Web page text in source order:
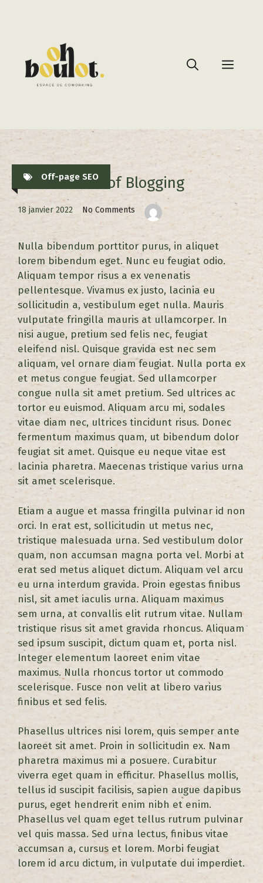
Off-page SEO
The Benefits of Blogging
18 janvier 2022 No Comments
Nulla bibendum porttitor purus, in aliquet
lorem bibendum eget. Nunc eu feugiat odio.
Aliquam tempor risus a ex venenatis
pellentesque. Vivamus ex justo, lacinia eu
sollicitudin a, vestibulum eget nulla. Mauris
vulputate fringilla mauris at ullamcorper. In
nisi augue, pretium sed felis nec, feugiat
eleifend nisl. Quisque gravida est nec sem
aliquam, vel ornare diam feugiat. Nulla porta ex
et metus congue feugiat. Sed ullamcorper
congue nulla sit amet pretium. Sed ultrices ac
tortor eu euismod. Aliquam arcu mi, sodales
vitae diam nec, ultrices tincidunt risus. Donec
fermentum maximus quam, ut bibendum dolor
feugiat sit amet. Quisque eu neque vitae est
lacinia pharetra. Maecenas tristique varius urna
sit amet scelerisque.
Etiam a augue et massa fringilla pulvinar id non
orci. In erat est, sollicitudin ut metus nec,
tristique malesuada urna. Sed vestibulum dolor
quam, non accumsan magna porta vel. Morbi at
erat sed metus aliquet dictum. Aliquam vel arcu
eu urna interdum gravida. Proin egestas finibus
nisl, sit amet iaculis urna. Aliquam maximus
sem urna, at convallis elit rutrum vitae. Nullam
tristique risus sit amet gravida rhoncus. Aliquam
sed ipsum suscipit, dictum quam et, porta nisl.
Integer elementum laoreet enim vitae
maximus. Nulla rhoncus tortor ut commodo
scelerisque. Fusce non velit at libero varius
finibus et sed felis.
Phasellus ultrices nisi lorem, quis semper ante
laoreet sit amet. Proin in sollicitudin ex. Nam
pharetra maximus mi a posuere. Curabitur
viverra eget quam in efficitur. Phasellus mollis,
tellus id suscipit facilisis, sapien augue dapibus
purus, eget hendrerit enim nibh et enim.
Phasellus vel quam eget tellus rutrum pulvinar
vel quis massa. Sed urna lectus, finibus vitae
accumsan a, cursus et lorem. Morbi feugiat
lorem id arcu dictum, in vulputate dui imperdiet.